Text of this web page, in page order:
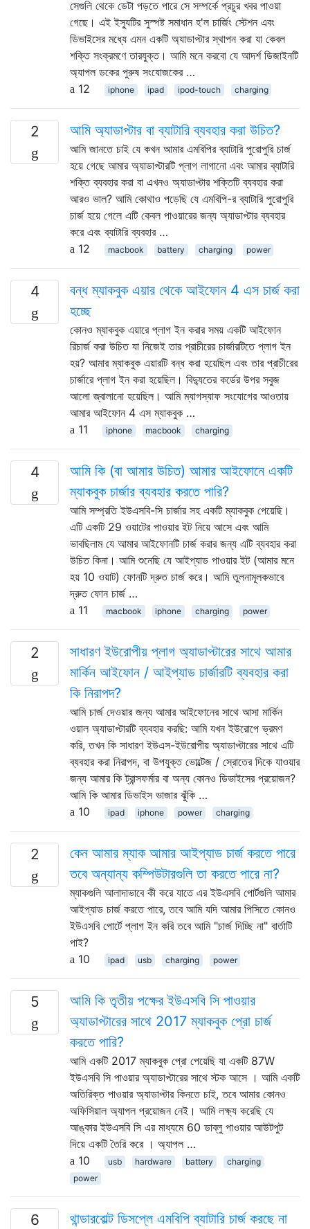
সেগুলি থেকে ডেটা পড়তে পারে সে সম্পর্কে প্রচুর খবর পাওয়া
গেছে। এই ইস্যুটির সুস্পষ্ট সমাধান হ'ল চার্জিং স্টেশন এবং
ডিভাইসের মধ্যে এমন একটি অ্যাডাপ্টার স্থাপন করা যা কেবল
শক্তি সংক্রমণে তারযুক্ত। আমি মনে করবো যে আদর্শ ডিজাইনটি
অ্যাপল ডকের পুরুষ সংযোজকের …
12
iphone ipad ipod-touch charging
2 আমি অ্যাডাপ্টার বা ব্যাটারি ব্যবহার করা উচিত?
আমি জানতে চাই যে কখন আমার এমবিপির ব্যাটারি পুরোপুরি চার্জ
হয়ে গেছে আমার অ্যাডাপ্টারটি প্লাগ লাগানো এবং আমার ব্যাটারি
শক্তি ব্যবহার করা বা এখনও অ্যাডাপ্টার শক্তিটি ব্যবহার করা
আরও ভাল? আমি কোথাও পড়েছি যে এমবিপি-র ব্যাটারি পুরোপুরি
চার্জ হয়ে গেলে এটি কেবল পাওয়ারের জন্য অ্যাডাপ্টার ব্যবহার
করে এবং ব্যাটারি ব্যবহার …
12
macbook battery charging power
4
বন্ধ ম্যাকবুক এয়ার থেকে আইফোন 4 এস চার্জ করা
হচ্ছে
কোনও ম্যাকবুক এয়ারে প্লাগ ইন করার সময় একটি আইফোন
রিচার্জ করা উচিত যা নিজেই তার প্রাচীরের চার্জারটিতে প্লাগ ইন
হয়? আমার ম্যাকবুক এয়ারটি বন্ধ করা হয়েছিল এবং তার প্রাচীরের
চার্জারে প্লাগ ইন করা হয়েছিল। বিদ্যুতের কর্ডের উপর সবুজ
আলো জ্বালানো হয়েছিল। আমি ম্যাগস্যাফ সংযোগের আওতায়
আমার আইফোন 4 এস ম্যাকবুক …
11
iphone macbook charging
4
আমি কি (বা আমার উচিত) আমার আইফোনে একটি
ম্যাকবুক চার্জার ব্যবহার করতে পারি?
আমি সম্প্রতি ইউএসবি-সি চার্জার সহ একটি ম্যাকবুক পেয়েছি।
এটি একটি 29 ওয়াটের পাওয়ার ইট নিয়ে আসে এবং আমি
ভাবছিলাম যে আমার আইফোনটি চার্জ করার জন্য এটি ব্যবহার করা
উচিত কিনা। আমি শুনেছি যে আইপ্যাড পাওয়ার ইট (আমার মনে
হয় 10 ওয়াট) ফোনটি দ্রুত চার্জ করে। আমি তুলনামূলকভাবে
দ্রুত ফোন চার্জ …
11
macbook iphone charging power
2
সাধারণ ইউরোপীয় প্লাগ অ্যাডাপ্টারের সাথে আমার
মার্কিন আইফোন / আইপ্যাড চার্জারটি ব্যবহার করা
কি নিরাপদ?
আমি চার্জ দেওয়ার জন্য আমার আইফোনের সাথে আসা মার্কিন
ওয়াল অ্যাডাপ্টারটি ব্যবহার করছি: আমি যখন ইউরোপে ভ্রমণ
করি, তখন কি সাধারণ ইউএস-ইউরোপীয় অ্যাডাপ্টারের সাথে এটি
ব্যবহার করা নিরাপদ, বা উপযুক্ত ভোল্টেজ / স্রোতের দিকে যাওয়ার
জন্য আমার কি ট্রান্সফর্মার বা অন্য কোনও ডিভাইসের প্রয়োজন?
আমি কি আমার ডিভাইস ভাজার ঝুঁকি …
10
ipad iphone power charging
2
কেন আমার ম্যাক আমার আইপ্যাড চার্জ করতে পারে
তবে অন্যান্য কম্পিউটারগুলি তা করতে পারে না?
ম্যাকগুলি আলাদাভাবে কী করে যাতে এর ইউএসবি পোর্টগুলি আমার
আইপ্যাড চার্জ করতে পারে, তবে আমি যদি আমার পিসিতে কোনও
ইউএসবি পোর্টে প্লাগ ইন করি তবে আমি "চার্জ দিচ্ছি না" বার্তাটি
পাই?
10
ipad usb charging power
5
আমি কি তৃতীয় পক্ষের ইউএসবি সি পাওয়ার
অ্যাডাপ্টারের সাথে 2017 ম্যাকবুক প্রো চার্জ
করতে পারি?
আমি একটি 2017 ম্যাকবুক প্রো পেয়েছি যা একটি 87W
ইউএসবি সি পাওয়ার অ্যাডাপ্টারের সাথে স্টক আসে । আমি একটি
অতিরিক্ত পাওয়ার অ্যাডাপ্টার কিনতে চাই, তবে আমার কোনও
অফিসিয়াল অ্যাপল প্রয়োজন নেই। আমি লক্ষ্য করেছি যে
আঙ্কার ইউএসবি সি এর মাধ্যমে 60 ডাব্লু পাওয়ার আউটপুট
দিয়ে একটি তৈরি করে । অ্যাপল …
10
usb hardware battery
charging
power
6 থান্ডারবোল্ট ডিসপ্লে এমবিপি ব্যাটারি চার্জ করছে না